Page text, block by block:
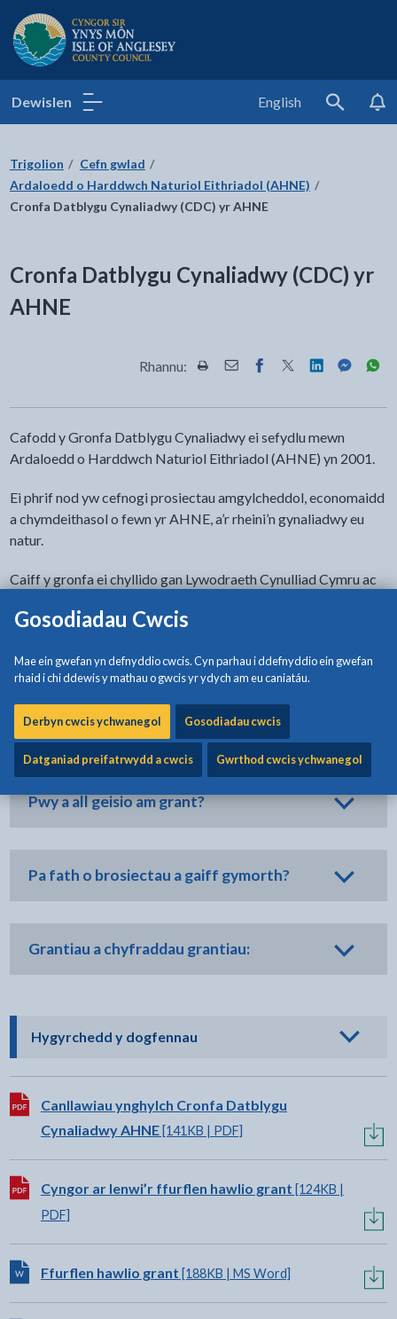
Gosodiadau Cwcis
Mae ein gwefan yn defnyddio cwcis. Cyn parhau i ddefnyddio ein gwefan
rhaid i chi ddewis y mathau o gwcis yr ydych am eu caniatáu.
Derbyn cwcis ychwanegol Gosodiadau cwcis
Datganiad preifatrwydd a cwcis Gwrthod cwcis ychwanegol
Cyngor Sir Ynys Môn
Dewislen English
Search
Trigolion
Cefn gwlad
Ardaloedd o Harddwch Naturiol Eithriadol (AHNE)
Cronfa Datblygu Cynaliadwy (CDC) yr AHNE
Cronfa Datblygu Cynaliadwy (CDC) yr
AHNE
Rhannu: Rhannwch y dudalen hon wrth
Rhannwch y dudalen hon
Rhannwch y dudalen
Rhannwch y
Rhannwch y
Cafodd y Gronfa Datblygu Cynaliadwy ei sefydlu mewn
Ardaloedd o Harddwch Naturiol Eithriadol (AHNE) yn 2001.
Ei phrif nod yw cefnogi prosiectau amgylcheddol, economaidd
a chymdeithasol o fewn yr AHNE, a’r rheini’n gynaliadwy eu
natur.
Caiff y gronfa ei chyllido gan Lywodraeth Cynulliad Cymru ac
ffurflenni cais i’w lawrlwytho isod.
Beth yw y cronfa datblygu cynaliadwy?
Pwy a all geisio am grant?
Pa fath o brosiectau a gaiff gymorth?
Grantiau a chyfraddau grantiau:
Hygyrchedd y dogfennau- cliciwch i weld opsiynau
Lawrlwytho:
Canllawiau ynghylch Cronfa Datblygu
Cynaliadwy AHNE[141KB | PDF]
Lawrlwytho:
Cyngor ar lenwi’r ffurflen hawlio grant [124KB |
PDF]
Lawrlwytho:
Ffurflen hawlio grant [188KB | MS Word]